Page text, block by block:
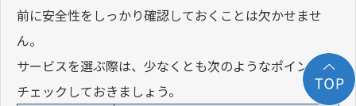
前に安全性をしっかり確認しておくことは欠かせませ
ん。
サービスを選ぶ際は、少なくとも次のようなポイントを
チェックしておきましょう。